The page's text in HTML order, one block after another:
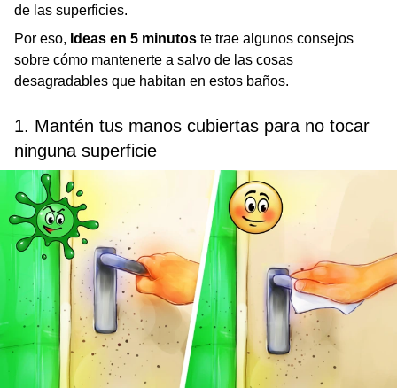
de las superficies.
Por eso, Ideas en 5 minutos te trae algunos consejos
sobre cómo mantenerte a salvo de las cosas
desagradables que habitan en estos baños.
1. Mantén tus manos cubiertas para no tocar
ninguna superficie